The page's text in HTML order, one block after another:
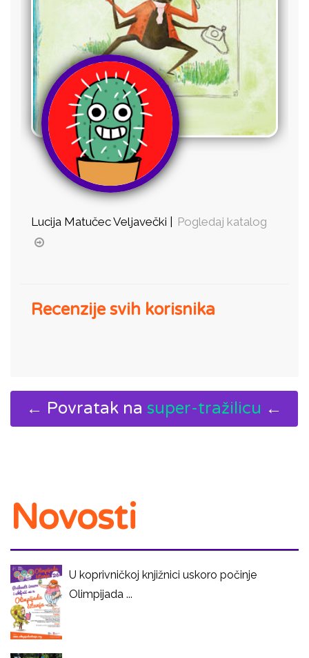
Lucija Matučec Veljavečki | Pogledaj katalog
Recenzije svih korisnika
← Povratak na super-tražilicu ←
Novosti
U koprivničkoj knjižnici uskoro počinje
Olimpijada ...